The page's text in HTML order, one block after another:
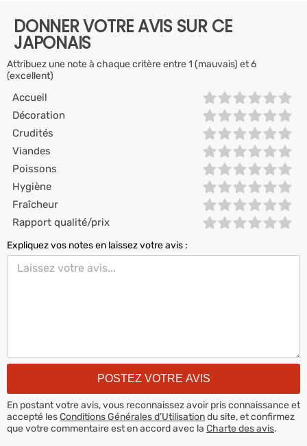
DONNER VOTRE AVIS SUR CE
JAPONAIS
Attribuez une note à chaque critère entre 1 (mauvais) et 6
(excellent)
Accueil
Décoration
Crudités
Viandes
Poissons
Hygiène
Fraîcheur
Rapport qualité/prix
Expliquez vos notes en laissez votre avis :
En postant votre avis, vous reconnaissez avoir pris connaissance et
accepté lesConditions Générales d’Utilisationdu site, et confirmez
que votre commentaire est en accord avec la Charte des avis.